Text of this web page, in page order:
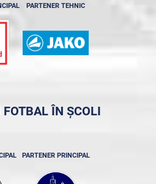
PARTENER TEHNIC
FOTBAL ÎN ȘCOLI
PARTENER PRINCIPAL